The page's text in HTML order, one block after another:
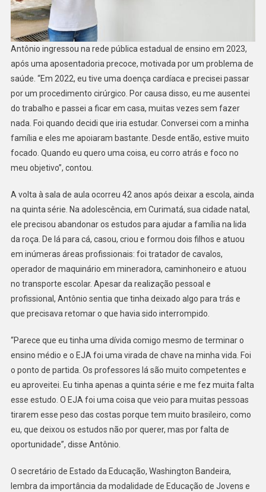
Antônio ingressou na rede pública estadual de ensino em 2023,
após uma aposentadoria precoce, motivada por um problema de
saúde. “Em 2022, eu tive uma doença cardíaca e precisei passar
por um procedimento cirúrgico. Por causa disso, eu me ausentei
do trabalho e passei a ficar em casa, muitas vezes sem fazer
nada. Foi quando decidi que iria estudar. Conversei com a minha
família e eles me apoiaram bastante. Desde então, estive muito
focado. Quando eu quero uma coisa, eu corro atrás e foco no
meu objetivo”, contou.
A volta à sala de aula ocorreu 42 anos após deixar a escola, ainda
na quinta série. Na adolescência, em Curimatá, sua cidade natal,
ele precisou abandonar os estudos para ajudar a família na lida
da roça. De lá para cá, casou, criou e formou dois filhos e atuou
em inúmeras áreas profissionais: foi tratador de cavalos,
operador de maquinário em mineradora, caminhoneiro e atuou
no transporte escolar. Apesar da realização pessoal e
profissional, Antônio sentia que tinha deixado algo para trás e
que precisava retomar o que havia sido interrompido.
“Parece que eu tinha uma dívida comigo mesmo de terminar o
ensino médio e o EJA foi uma virada de chave na minha vida. Foi
o ponto de partida. Os professores lá são muito competentes e
eu aproveitei. Eu tinha apenas a quinta série e me fez muita falta
esse estudo. O EJA foi uma coisa que veio para muitas pessoas
tirarem esse peso das costas porque tem muito brasileiro, como
eu, que deixou os estudos não por querer, mas por falta de
oportunidade”, disse Antônio.
O secretário de Estado da Educação, Washington Bandeira,
lembra da importância da modalidade de Educação de Jovens e